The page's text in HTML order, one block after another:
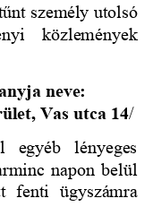
személy utolsó
közlemények
neve:
Vas utca 14/
egyéb   lényeges
napon belül
fenti   ügyszámra